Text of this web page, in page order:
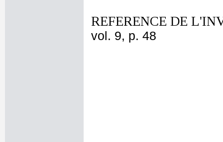
REFERENCE DE
vol. 9, p. 48